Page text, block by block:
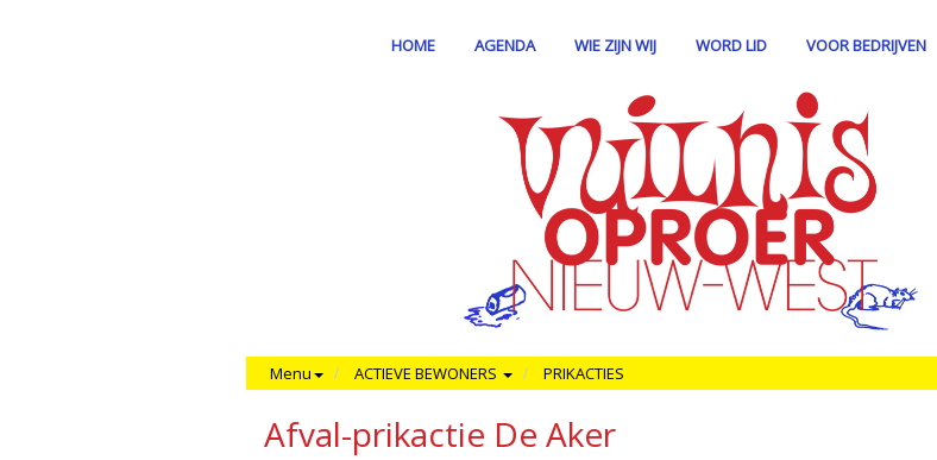
HOME AGENDA WIE ZIJN WIJ WORD LID VOOR BEDRIJVEN
Menu ACTIEVE BEWONERS PRIKACTIES
Afval-prikactie De Aker